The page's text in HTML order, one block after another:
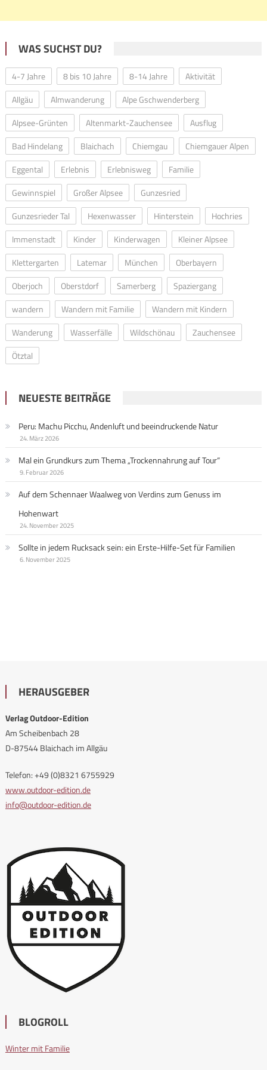
WAS SUCHST DU?
4-7 Jahre 8 bis 10 Jahre 8-14 Jahre
Aktivität
Allgäu
Almwanderung
Alpe Gschwenderberg
Alpsee-Grünten
Altenmarkt-Zauchensee
Ausflug
Bad Hindelang
Blaichach Chiemgau
Chiemgauer Alpen
Eggental
Erlebnis Erlebnisweg
Familie
Gewinnspiel
Großer Alpsee
Gunzesried
Gunzesrieder Tal
Hexenwasser Hinterstein
Hochries
Immenstadt
Kinder Kinderwagen
Kleiner Alpsee
Klettergarten
Latemar München
Oberbayern
Oberjoch
Oberstdorf Samerberg
Spaziergang
wandern
Wandern mit Familie
Wandern mit Kindern
Wanderung
Wasserfälle Wildschönau
Zauchensee
Ötztal
NEUESTE BEITRÄGE
Peru: Machu Picchu, Andenluft und beeindruckende Natur
24. März 2026
Mal ein Grundkurs zum Thema „Trockennahrung auf Tour“
9. Februar 2026
Auf dem Schennaer Waalweg von Verdins zum Genuss im
Hohenwart
24. November 2025
Sollte in jedem Rucksack sein: ein Erste-Hilfe-Set für Familien
6. November 2025
HERAUSGEBER
Verlag Outdoor-Edition
Am Scheibenbach 28
D-87544 Blaichach im Allgäu
Telefon: +49 (0)8321 6755929
www.outdoor-edition.de
info@outdoor-edition.de
BLOGROLL
Winter mit Familie